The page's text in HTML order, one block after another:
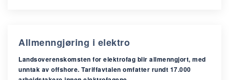
Allmenngjøring i elektro
Landsoverenskomsten for elektrofag blir allmenngjort, med
unntak av offshore. Tariffavtalen omfatter rundt 17.000